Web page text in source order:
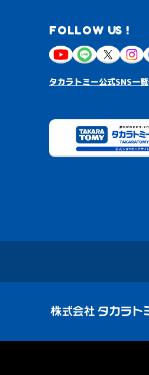
FOLLOW US !
タカラトミー公式SNS一覧